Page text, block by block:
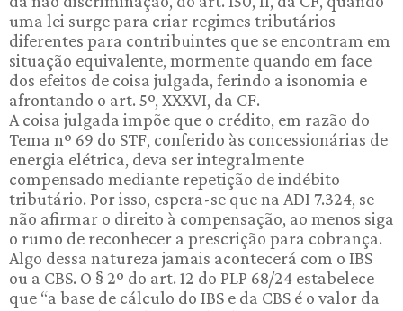
uma lei surge para criar regimes tributários
diferentes para contribuintes que se encontram em
situação equivalente, mormente quando em face
dos efeitos de coisa julgada, ferindo a isonomia e
afrontando o art. 5º, XXXVI, da CF.
A coisa julgada impõe que o crédito, em razão do
Tema nº 69 do STF, conferido às concessionárias de
energia elétrica, deva ser integralmente
compensado mediante repetição de indébito
tributário. Por isso, espera-se que na ADI 7.324, se
não afirmar o direito à compensação, ao menos siga
o rumo de reconhecer a prescrição para cobrança.
Algo dessa natureza jamais acontecerá com o IBS
ou a CBS. O § 2º do art. 12 do PLP 68/24 estabelece
que “a base de cálculo do IBS e da CBS é o valor da